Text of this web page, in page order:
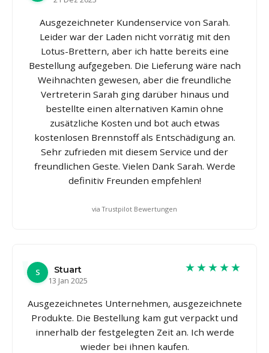
Ausgezeichneter Kundenservice von Sarah.
Leider war der Laden nicht vorrätig mit den
Lotus-Brettern, aber ich hatte bereits eine
Bestellung aufgegeben. Die Lieferung wäre nach
Weihnachten gewesen, aber die freundliche
Vertreterin Sarah ging darüber hinaus und
bestellte einen alternativen Kamin ohne
zusätzliche Kosten und bot auch etwas
kostenlosen Brennstoff als Entschädigung an.
Sehr zufrieden mit diesem Service und der
freundlichen Geste. Vielen Dank Sarah. Werde
definitiv Freunden empfehlen!
via Trustpilot Bewertungen
S
Stuart
13 Jan 2025
★★★★★
Ausgezeichnetes Unternehmen, ausgezeichnete
Produkte. Die Bestellung kam gut verpackt und
innerhalb der festgelegten Zeit an. Ich werde
wieder bei ihnen kaufen.